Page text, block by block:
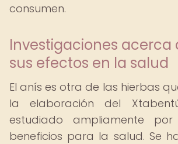
consumen.
Investigaciones acerca
sus efectos en la salud
El anís es otra de las hierbas
la elaboración del
estudiado ampliamente por
beneficios para la salud. Se